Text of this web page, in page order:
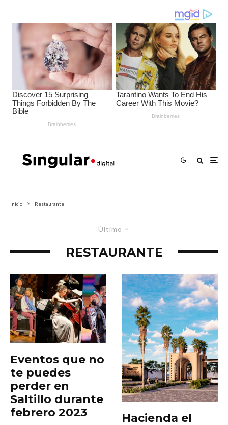
Inicio Restaurante
Último
RESTAURANTE
Eventos que no
te puedes
perder en
Saltillo durante
febrero 2023
Hacienda el